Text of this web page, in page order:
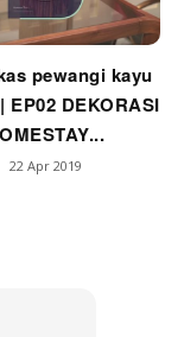
pewangi kayu
EP02 DEKORASI
22 Apr 2019